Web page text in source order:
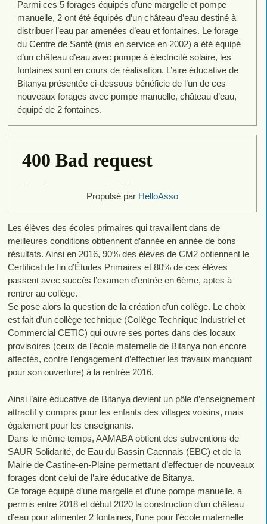
Parmi ces 5 forages équipés d’une margelle et pompe
manuelle, 2 ont été équipés d’un château d’eau destiné à
distribuer l’eau par amenées d’eau et fontaines. Le forage
du Centre de Santé (mis en service en 2002) a été équipé
d’un château d’eau avec pompe à électricité solaire, les
fontaines sont en cours de réalisation. L’aire éducative de
Bitanya présentée ci-dessous bénéficie de l’un de ces
nouveaux forages avec pompe manuelle, château d’eau,
équipé de 2 fontaines.
Propulsé par HelloAsso
Les élèves des écoles primaires qui travaillent dans de
meilleures conditions obtiennent d’année en année de bons
résultats. Ainsi en 2016, 90% des élèves de CM2 obtiennent le
Certificat de fin d’Études Primaires et 80% de ces élèves
passent avec succès l’examen d’entrée en 6ème, aptes à
rentrer au collège.
Se pose alors la question de la création d’un collège. Le choix
est fait d’un collège technique (Collège Technique Industriel et
Commercial CETIC) qui ouvre ses portes dans des locaux
provisoires (ceux de l’école maternelle de Bitanya non encore
affectés, contre l’engagement d’effectuer les travaux manquant
pour son ouverture) à la rentrée 2016.
Ainsi l’aire éducative de Bitanya devient un pôle d’enseignement
attractif y compris pour les enfants des villages voisins, mais
également pour les enseignants.
Dans le même temps, AAMABA obtient des subventions de
SAUR Solidarité, de Eau du Bassin Caennais (EBC) et de la
Mairie de Castine-en-Plaine permettant d’effectuer de nouveaux
forages dont celui de l’aire éducative de Bitanya.
Ce forage équipé d’une margelle et d’une pompe manuelle, a
permis entre 2018 et début 2020 la construction d’un château
d’eau pour alimenter 2 fontaines, l’une pour l’école maternelle